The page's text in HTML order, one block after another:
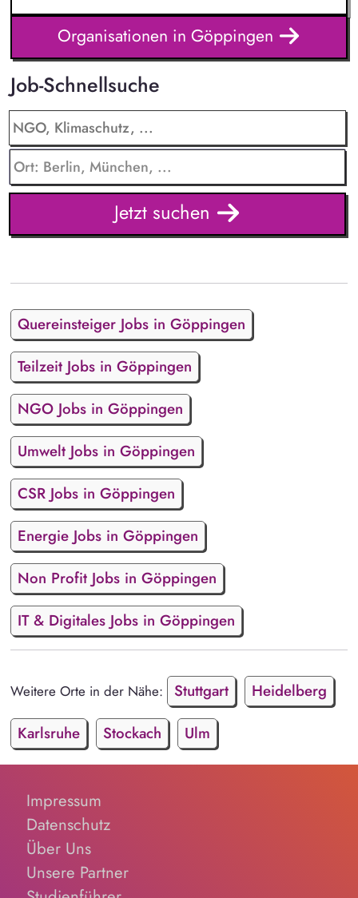
Organisationen in Göppingen
Job-Schnellsuche
Jetzt suchen
Quereinsteiger Jobs in Göppingen
Teilzeit Jobs in Göppingen
NGO Jobs in Göppingen
Umwelt Jobs in Göppingen
CSR Jobs in Göppingen
Energie Jobs in Göppingen
Non Profit Jobs in Göppingen
IT & Digitales Jobs in Göppingen
Weitere Orte in der Nähe: Stuttgart
Heidelberg
Karlsruhe
Stockach Ulm
Impressum
Datenschutz
Über Uns
Unsere Partner